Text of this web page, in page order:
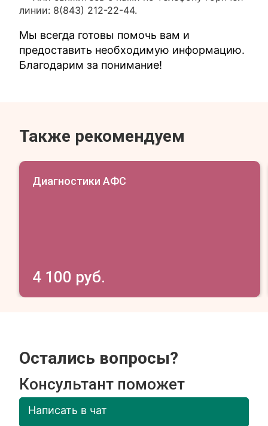
линии: 8(843) 212-22-44.
Мы всегда готовы помочь вам и
предоставить необходимую информацию.
Благодарим за понимание!
Также рекомендуем
Диагностики АФС
4 100 руб.
Остались вопросы?
Консультант поможет
Написать в чат